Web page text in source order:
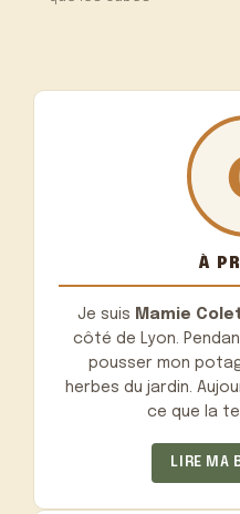
À
Je suis Mamie
côté de Lyon.
pousser mon
herbes du jardin.
ce que la
LIRE MA